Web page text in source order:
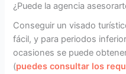
¿Puede la agencia
Conseguir un visado
fácil, y para periodos
ocasiones se puede
(puedes consultar los